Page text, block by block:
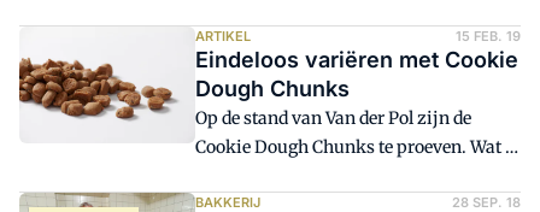
het belangrijkste aankoopcriterium
blijft worden ook gezondheid en prijs
steeds belangrijker.
manier wil het grondstoffenbedrijf uit
het Brabantse Wijk hulpverleners en
kwetsbaren in de samenleving steunen
ten tijde van de coronacrisis.
ARTIKEL 15 FEB. 19
Eindeloos variëren met Cookie
Dough Chunks
Op de stand van Van der Pol zijn de
Cookie Dough Chunks te proeven. Wat is
BAKKERIJ 28 SEP. 18